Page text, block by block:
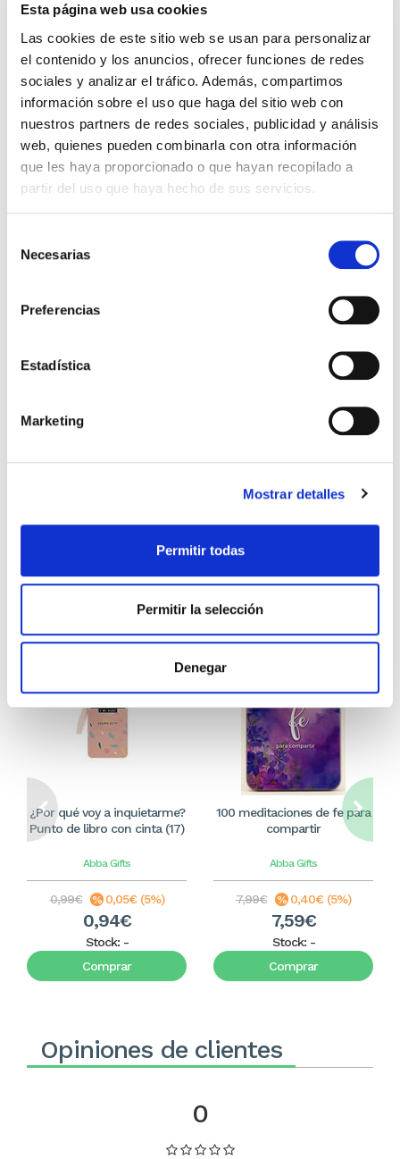
Esta página web usa cookies
Las cookies de este sitio web se usan para personalizar
el contenido y los anuncios, ofrecer funciones de redes
sociales y analizar el tráfico. Además, compartimos
información sobre el uso que haga del sitio web con
nuestros partners de redes sociales, publicidad y análisis
web, quienes pueden combinarla con otra información
que les haya proporcionado o que hayan recopilado a
partir del uso que haya hecho de sus servicios.
Necesarias
Preferencias
Estadística
Marketing
Mostrar detalles
Permitir todas
Permitir la selección
Denegar
Los que compraron este
producto, también
compraron
2,99€
Espejo de mano
0,25€ (5%)
Comprar
Otros títulos del autor
¿Por qué voy a inquietarme?
Punto de libro con cinta (17)
Abba Gifts
0,99€ 0,05€ (5%)
0,94€
Stock: -
Comprar
100 meditaciones de fe para
compartir
Abba Gifts
7,99€ 0,40€ (5%)
7,59€
Stock: -
Comprar
Opiniones de clientes
0